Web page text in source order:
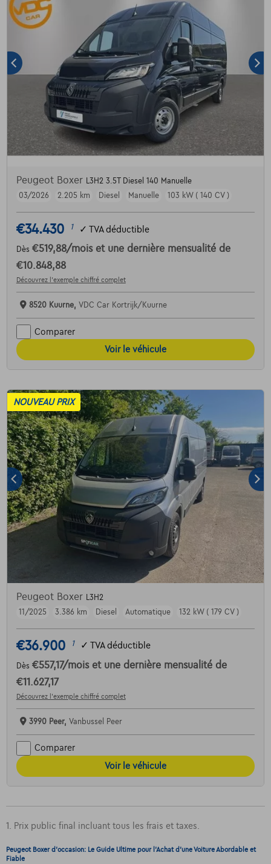
Peugeot Boxer L3H2 3.5T Diesel 140 Manuelle
03/2026
2.205 km Diesel Manuelle 103 kW ( 140 CV )
€34.430 1 ✓ TVA déductible
Dès €519,88/mois et une dernière mensualité de
€10.848,88
Découvrez l’exemple chiffré complet
8520 Kuurne, VDC Car Kortrijk/Kuurne
Comparer
Voir le véhicule
NOUVEAU PRIX
Peugeot Boxer
L3H2
11/2025
3.386 km Diesel Automatique 132 kW ( 179 CV )
€36.900 1 ✓ TVA déductible
Dès €557,17/mois et une dernière mensualité de
€11.627,17
Découvrez l’exemple chiffré complet
3990 Peer, Vanbussel Peer
Comparer
Voir le véhicule
1. Prix public final incluant tous les frais et taxes.
Peugeot Boxer d'occasion: Le Guide Ultime pour l'Achat d'une Voiture Abordable et
Fiable